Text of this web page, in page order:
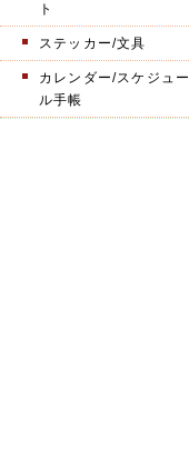
ト
ステッカー/文具
カレンダー/スケジュー
ル手帳